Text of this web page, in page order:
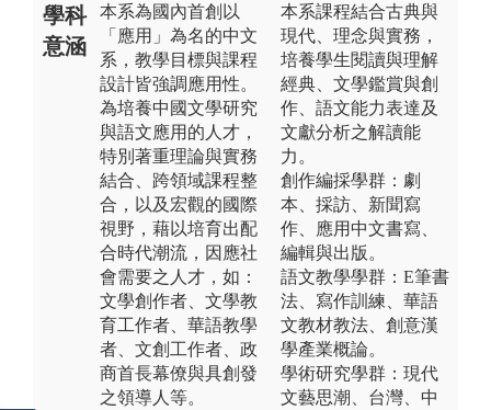
學科
意涵
本系為國內首創以
「應用」為名的中文
系，教學目標與課程
設計皆強調應用性。
為培養中國文學研究
與語文應用的人才，
特別著重理論與實務
結合、跨領域課程整
合，以及宏觀的國際
視野，藉以培育出配
合時代潮流，因應社
會需要之人才，如：
文學創作者、文學教
育工作者、華語教學
者、文創工作者、政
商首長幕僚與具創發
之領導人等。
本系課程結合古典與
現代、理念與實務，
培養學生閱讀與理解
經典、文學鑑賞與創
作、語文能力表達及
文獻分析之解讀能
力。
創作編採學群：劇
本、採訪、新聞寫
作、應用中文書寫、
編輯與出版。
語文教學學群：E筆書
法、寫作訓練、華語
文教材教法、創意漢
學產業概論。
學術研究學群：現代
文藝思潮、台灣、中